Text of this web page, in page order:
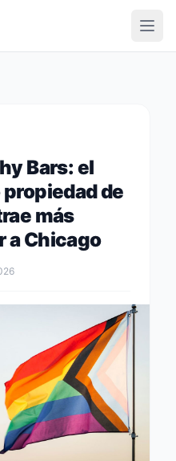
Bars: el
de
más
a Chicago